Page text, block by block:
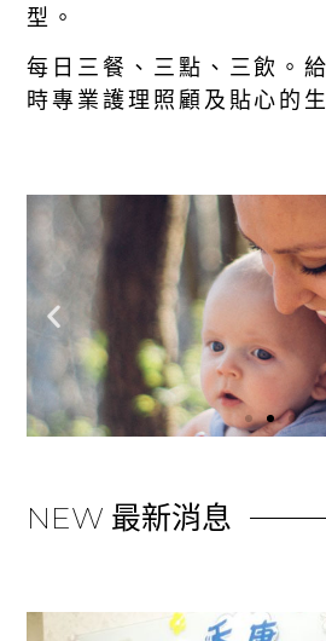
型。
每日三餐、三點、三飲。
時專業護理照顧及貼心的
最新給113 .11月、114 .1月預產的
NEW 最新消息